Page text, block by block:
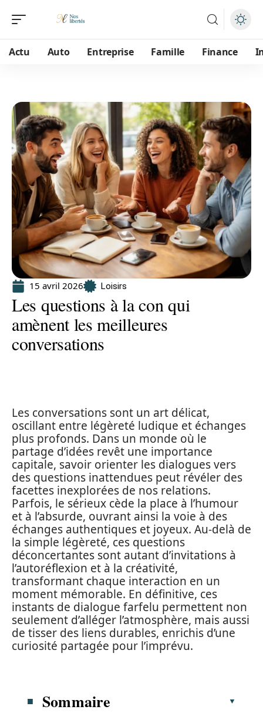
Actu Auto Entreprise Famille Finance
15 avril 2026 Loisirs
Les questions à la con qui
amènent les meilleures
conversations
Les conversations sont un art délicat,
oscillant entre légèreté ludique et échanges
plus profonds. Dans un monde où le
partage d’idées revêt une importance
capitale, savoir orienter les dialogues vers
des questions inattendues peut révéler des
facettes inexplorées de nos relations.
Parfois, le sérieux cède la place à l’humour
et à l’absurde, ouvrant ainsi la voie à des
échanges authentiques et joyeux. Au-delà de
la simple légèreté, ces questions
déconcertantes sont autant d’invitations à
l’autoréflexion et à la créativité,
transformant chaque interaction en un
moment mémorable. En définitive, ces
instants de dialogue farfelu permettent non
seulement d’alléger l’atmosphère, mais aussi
de tisser des liens durables, enrichis d’une
curiosité partagée pour l’imprévu.
Sommaire